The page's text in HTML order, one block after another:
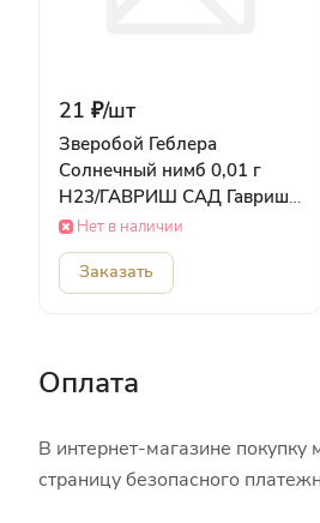
21 ₽/шт
Зверобой Геблера
Солнечный нимб 0,01 г
Н23/ГАВРИШ САД Гавриш
ОВОЩИ
Нет в наличии
Заказать
Оплата
В интернет-магазине
страницу безопасного